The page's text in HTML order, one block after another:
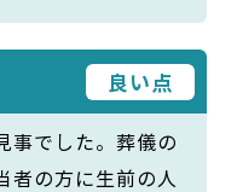
良い点
事でした。葬儀の
者の方に生前の人